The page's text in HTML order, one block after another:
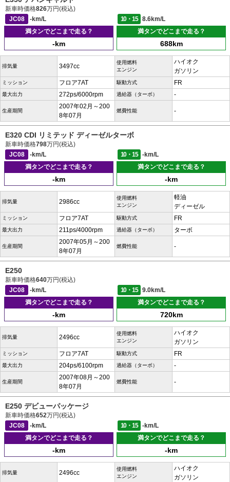
新車時価格826万円(税込)
JC08
-km/L 10・15
8.6km/L
満タンでどこまで走る？
-km
満タンでどこまで走る？
688km
排気量 3497cc
使用燃料
エンジン
ハイオク
ガソリン
ミッション フロア7AT 駆動方式 FR
最大出力 272ps/6000rpm 過給器（ターボ） -
生産期間
2007年02月～200
8年07月
燃費性能 -
E320 CDI リミテッド ディーゼルターボ
新車時価格798万円(税込)
JC08
-km/L 10・15
-km/L
満タンでどこまで走る？
-km
満タンでどこまで走る？
-km
排気量 2986cc
使用燃料
エンジン
軽油
ディーゼル
ミッション フロア7AT 駆動方式 FR
最大出力 211ps/4000rpm 過給器（ターボ） ターボ
生産期間
2007年05月～200
8年07月
燃費性能 -
E250
新車時価格640万円(税込)
JC08
-km/L 10・15
9.0km/L
満タンでどこまで走る？
-km
満タンでどこまで走る？
720km
排気量 2496cc
使用燃料
エンジン
ハイオク
ガソリン
ミッション フロア7AT 駆動方式 FR
最大出力 204ps/6100rpm 過給器（ターボ） -
生産期間
2007年08月～200
8年07月
燃費性能 -
E250 デビューパッケージ
新車時価格652万円(税込)
JC08
-km/L 10・15
-km/L
満タンでどこまで走る？
-km
満タンでどこまで走る？
-km
排気量 2496cc
使用燃料
エンジン
ハイオク
ガソリン